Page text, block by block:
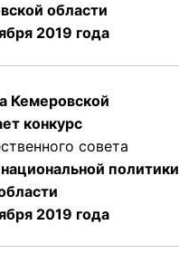
области
2019 года
Кемеровской
конкурс
совета
политики
2019 года